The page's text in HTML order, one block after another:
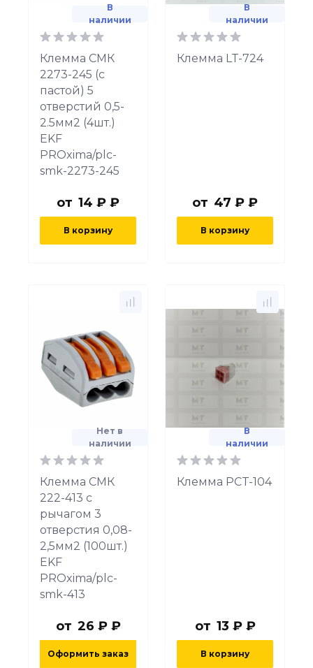
В
наличии
Клемма СМК
2273-245 (с
пастой) 5
отверстий 0,5-
2.5мм2 (4шт.)
EKF
PROxima/plc-
smk-2273-245
от 14 ₽ ₽
В корзину
В
наличии
Клемма LT-724
от 47 ₽ ₽
В корзину
Нет в
наличии
Клемма СМК
222-413 с
рычагом 3
отверстия 0,08-
2,5мм2 (100шт.)
EKF
PROximа/plc-
smk-413
от 26 ₽ ₽
Оформить заказ
В
наличии
Клемма PCT-104
от 13 ₽ ₽
В корзину